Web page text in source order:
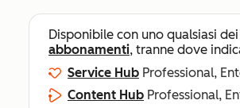
Disponibile con uno qualsiasi
abbonamenti, tranne dove
Service Hub Professional,
Content Hub Professional,